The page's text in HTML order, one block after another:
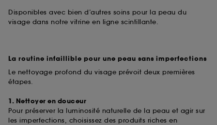
Disponibles avec bien d’autres soins pour la peau du
visage dans notre vitrine en ligne scintillante.
La routine infaillible pour une peau sans imperfections
Le nettoyage profond du visage prévoit deux premières
étapes.
1. Nettoyer en douceur
Pour préserver la luminosité naturelle de la peau et agir sur
les imperfections, choisissez des produits riches en